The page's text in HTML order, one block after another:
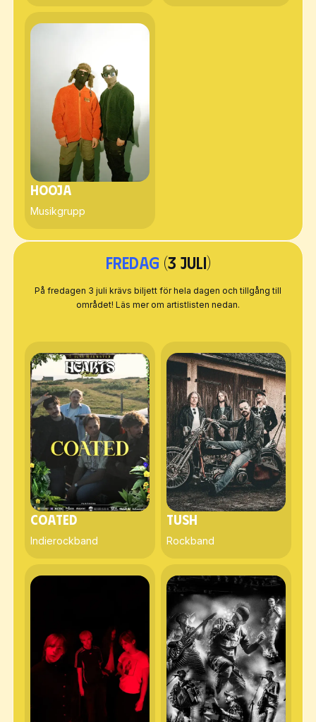
Hooja
Musikgrupp
Fredag (3 juli)
På fredagen 3 juli krävs biljett för hela dagen och tillgång till
området! Läs mer om artistlisten nedan.
COATED
Indierockband
Tush
Rockband